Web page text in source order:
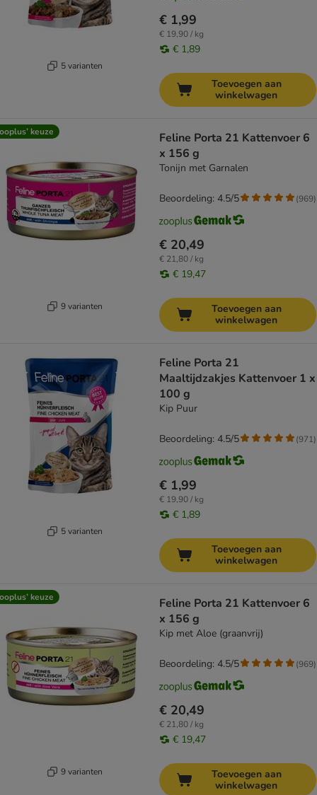
5 varianten
€ 1,99
€ 19,90 / kg
€ 1,89
Toevoegen aan
winkelwagen
keuze
9 varianten
Feline Porta 21 Kattenvoer 6
x 156 g
Tonijn met Garnalen
€ 20,49
€ 21,80 / kg
€ 19,47
Beoordeling: 4.5/5 (969)
Toevoegen aan
winkelwagen
5 varianten
Feline Porta 21
Maaltijdzakjes Kattenvoer 1 x
100 g
Kip Puur
€ 1,99
€ 19,90 / kg
€ 1,89
Beoordeling: 4.5/5 (971)
Toevoegen aan
winkelwagen
keuze
9 varianten
Feline Porta 21 Kattenvoer 6
x 156 g
Kip met Aloe (graanvrij)
€ 20,49
€ 21,80 / kg
€ 19,47
Beoordeling: 4.5/5 (969)
Toevoegen aan
winkelwagen